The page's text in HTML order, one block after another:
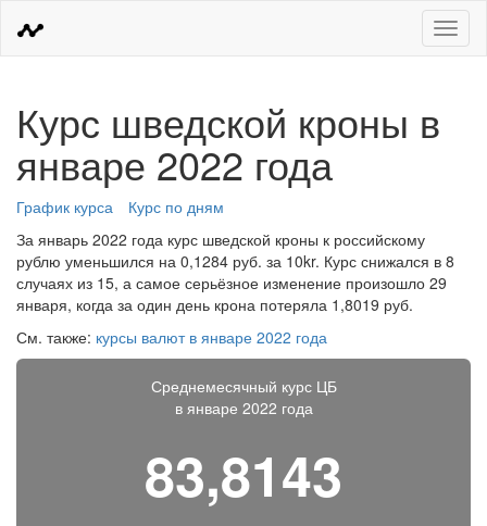
Меню
Курс шведской кроны в
январе 2022 года
График курса
Курс по дням
За январь 2022 года курс шведской кроны к российскому
рублю уменьшился на 0,1284 руб. за 10kr. Курс снижался в 8
случаях из 15, а самое серьёзное изменение произошло 29
января, когда за один день крона потеряла 1,8019 руб.
См. также: курсы валют в январе 2022 года
Среднемесячный курс ЦБ
в январе 2022 года
83,8143